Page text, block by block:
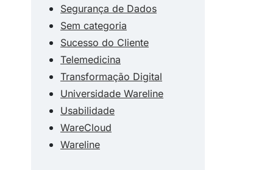
Segurança de Dados
Sem categoria
Sucesso do Cliente
Telemedicina
Transformação Digital
Universidade Wareline
Usabilidade
WareCloud
Wareline